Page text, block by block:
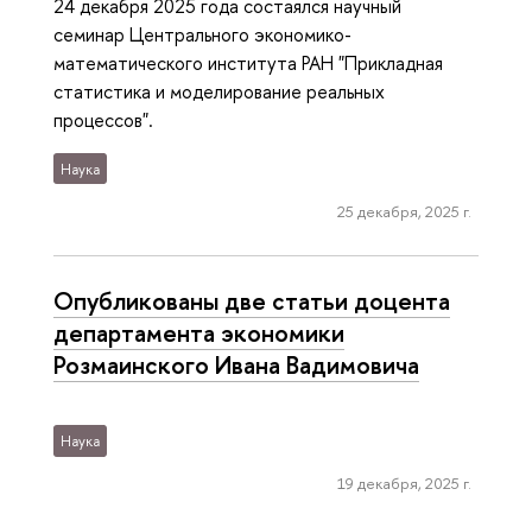
24 декабря 2025 года состаялся научный
семинар Центрального экономико-
математического института РАН "Прикладная
статистика и моделирование реальных
процессов".
Наука
25 декабря, 2025 г.
Опубликованы две статьи доцента
департамента экономики
Розмаинского Ивана Вадимовича
Наука
19 декабря, 2025 г.